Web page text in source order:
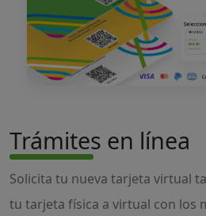
Trámites en línea
Solicita tu nueva tarjeta virtual
tu tarjeta física a virtual con los